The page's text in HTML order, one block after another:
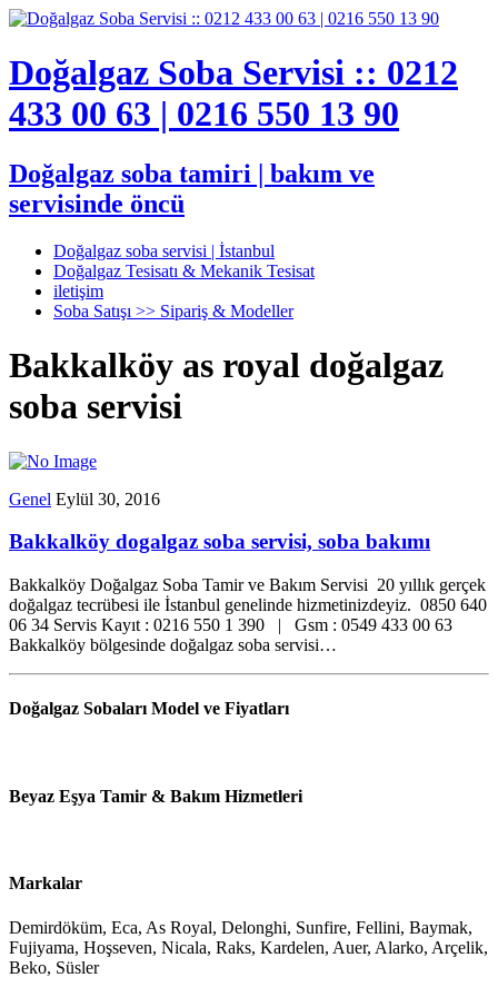
Doğalgaz Soba Servisi :: 0212
433 00 63 | 0216 550 13 90
Doğalgaz soba tamiri | bakım ve
servisinde öncü
Doğalgaz soba servisi | İstanbul
Doğalgaz Tesisatı & Mekanik Tesisat
iletişim
Soba Satışı >> Sipariş & Modeller
Bakkalköy as royal doğalgaz
soba servisi
Genel Eylül 30, 2016
Bakkalköy dogalgaz soba servisi, soba bakımı
Bakkalköy Doğalgaz Soba Tamir ve Bakım Servisi 20 yıllık gerçek
doğalgaz tecrübesi ile İstanbul genelinde hizmetinizdeyiz. 0850 640
06 34 Servis Kayıt : 0216 550 1 390 | Gsm : 0549 433 00 63
Bakkalköy bölgesinde doğalgaz soba servisi…
Doğalgaz Sobaları Model ve Fiyatları
Beyaz Eşya Tamir & Bakım Hizmetleri
Markalar
Demirdöküm, Eca, As Royal, Delonghi, Sunfire, Fellini, Baymak,
Fujiyama, Hoşseven, Nicala, Raks, Kardelen, Auer, Alarko, Arçelik,
Beko, Süsler